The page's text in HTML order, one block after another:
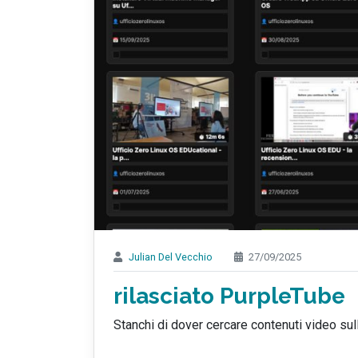
Julian Del Vecchio 27/09/2025
rilasciato PurpleTube
Stanchi di dover cercare contenuti video